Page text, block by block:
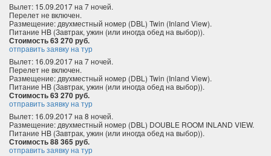
Вылет: 15.09.2017 на 7 ночей.
Перелет не включен.
Размещение: двухместный номер (DBL) Twin (Inland View).
Питание HB (Завтрак, ужин (или иногда обед на выбор)).
Стоимость 63 270 руб.
отправить заявку на тур
Вылет: 16.09.2017 на 7 ночей.
Перелет не включен.
Размещение: двухместный номер (DBL) Twin (Inland View).
Питание HB (Завтрак, ужин (или иногда обед на выбор)).
Стоимость 63 270 руб.
отправить заявку на тур
Вылет: 16.09.2017 на 8 ночей.
Размещение: двухместный номер (DBL) DOUBLE ROOM INLAND VIEW.
Питание HB (Завтрак, ужин (или иногда обед на выбор)).
Стоимость 88 365 руб.
отправить заявку на тур